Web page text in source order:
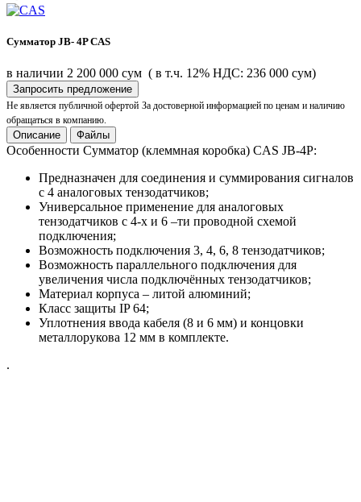
Сумматор JB- 4P CAS
в наличии 2 200 000 сум ( в т.ч. 12% НДС: 236 000 сум)
Запросить предложение
Не является публичной офертой За достоверной информацией по ценам и наличию
обращаться в компанию.
Описание Файлы
Особенности Сумматор (клеммная коробка) CAS JB-4P:
Предназначен для соединения и суммирования сигналов
с 4 аналоговых тензодатчиков;
Универсальное применение для аналоговых
тензодатчиков с 4-х и 6 –ти проводной схемой
подключения;
Возможность подключения 3, 4, 6, 8 тензодатчиков;
Возможность параллельного подключения для
увеличения числа подключённых тензодатчиков;
Материал корпуса – литой алюминий;
Класс защиты IP 64;
Уплотнения ввода кабеля (8 и 6 мм) и концовки
металлорукова 12 мм в комплекте.
.